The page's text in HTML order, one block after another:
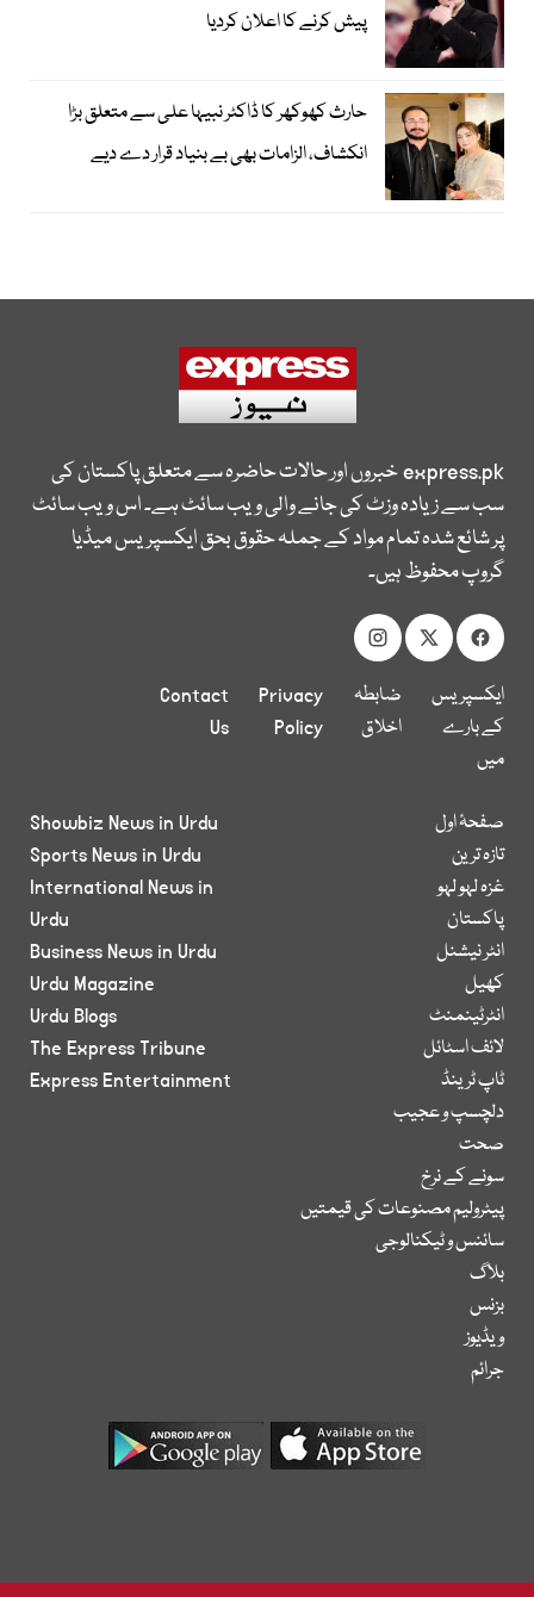
پیش کرنے کا اعلان کردیا
حارث کھوکھر کا ڈاکٹر نبیہا علی سے متعلق بڑا
انکشاف، الزامات بھی بے بنیاد قرار دے دیے
express.pkخبروں اور حالات حاضرہ سے متعلق پاکستان کی
سب سے زیادہ وزٹ کی جانے والی ویب سائٹ ہے۔ اس ویب سائٹ
پر شائع شدہ تمام مواد کے جملہ حقوق بحق ایکسپریس میڈیا
گروپ محفوظ ہیں۔
ایکسپریس
کے بارے
میں
ضابطہ
اخلاق
Privacy
Policy
Contact
Us
صفحۂ اول
تازہ ترین
غزہ لہو لہو
پاکستان
انٹر نیشنل
کھیل
انٹرٹینمنٹ
لائف اسٹائل
ٹاپ ٹرینڈ
دلچسپ و عجیب
صحت
سونے کے نرخ
پیٹرولیم مصنوعات کی قیمتیں
سائنس و ٹیکنالوجی
بلاگ
بزنس
ویڈیوز
جرائم
Showbiz News in Urdu
Sports News in Urdu
International News in
Urdu
Business News in Urdu
Urdu Magazine
Urdu Blogs
The Express Tribune
Express Entertainment